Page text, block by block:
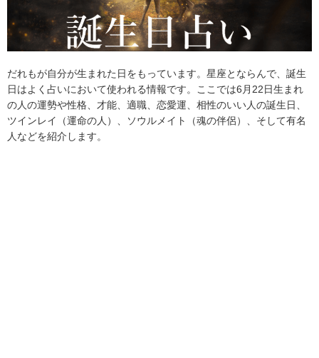
だれもが自分が生まれた日をもっています。星座とならんで、誕生
日はよく占いにおいて使われる情報です。ここでは6月22日生まれ
の人の運勢や性格、才能、適職、恋愛運、相性のいい人の誕生日、
ツインレイ（運命の人）、ソウルメイト（魂の伴侶）、そして有名
人などを紹介します。